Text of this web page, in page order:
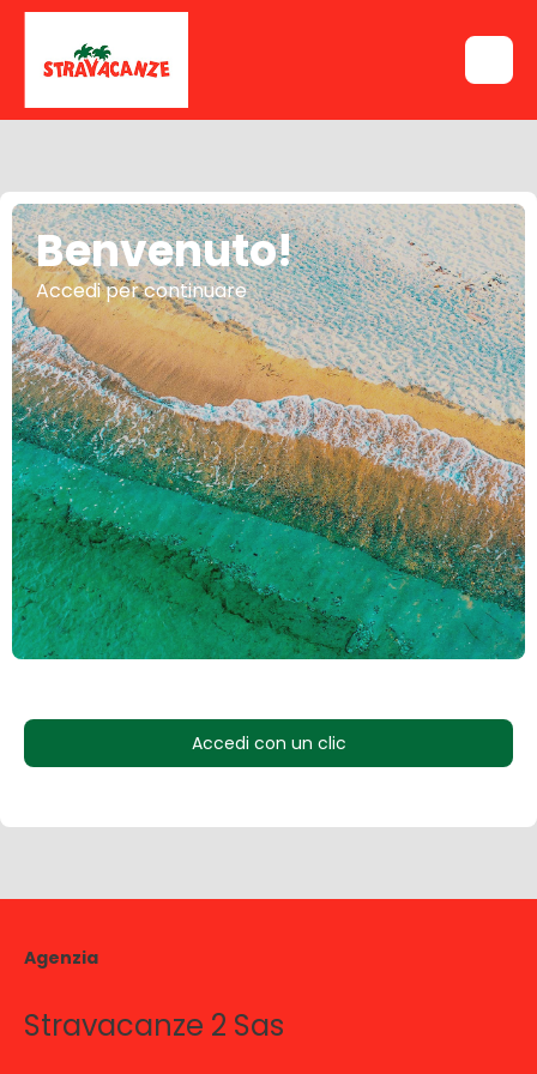
Benvenuto!
Accedi per continuare
Accedi con un clic
Agenzia
Stravacanze 2 Sas